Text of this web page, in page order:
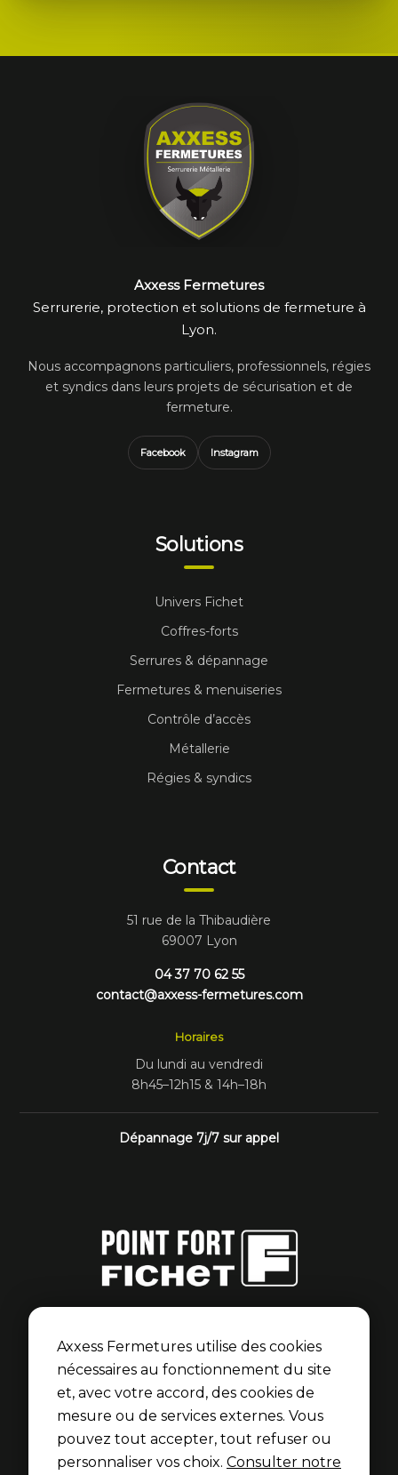
Axxess Fermetures
Serrurerie, protection et solutions de fermeture à
Lyon.
Nous accompagnons particuliers, professionnels, régies
et syndics dans leurs projets de sécurisation et de
fermeture.
Facebook Instagram
Solutions
Univers Fichet
Coffres-forts
Serrures & dépannage
Fermetures & menuiseries
Contrôle d’accès
Métallerie
Régies & syndics
Contact
51 rue de la Thibaudière
69007 Lyon
04 37 70 62 55
contact@axxess-fermetures.com
Horaires
Du lundi au vendredi
8h45–12h15 & 14h–18h
Dépannage 7j/7 sur appel
Axxess Fermetures est membre du réseau Point Fort
Fichet pour les portes blindées et serrures Fichet.
Découvrir l’univers Fichet
Axxess Fermetures utilise des cookies
nécessaires au fonctionnement du site
et, avec votre accord, des cookies de
mesure ou de services externes. Vous
pouvez tout accepter, tout refuser ou
personnaliser vos choix. Consulter notre